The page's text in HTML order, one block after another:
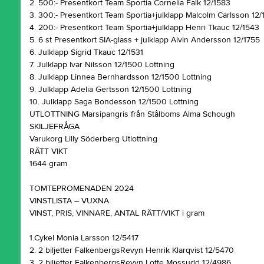
2. 500:- Presentkort Team Sportia Cornelia Falk 12/1583
3. 300:- Presentkort Team Sportia+julklapp Malcolm Carlsson 12/
4. 200:- Presentkort Team Sportia+julklapp Henri Tkauc 12/1543
5. 6 st Presentkort SIA-glass + julklapp Alvin Andersson 12/1755
6. Julklapp Sigrid Tkauc 12/1531
7. Julklapp Ivar Nilsson 12/1500 Lottning
8. Julklapp Linnea Bernhardsson 12/1500 Lottning
9. Julklapp Adelia Gertsson 12/1500 Lottning
10. Julklapp Saga Bondesson 12/1500 Lottning
UTLOTTNING Marsipangris från Stålboms Alma Schough
SKILJEFRÅGA
Varukorg Lilly Söderberg Utlottning
RÄTT VIKT
1644 gram
TOMTEPROMENADEN 2024
VINSTLISTA – VUXNA
VINST, PRIS, VINNARE, ANTAL RÄTT/VIKT i gram
1.Cykel Monia Larsson 12/5417
2. 2 biljetter FalkenbergsRevyn Henrik Klarqvist 12/5470